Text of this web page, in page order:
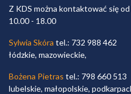
Z KDS można kontaktować się
10.00 - 18.00
Sylwia Skóra tel.: 732 988 462
łódzkie, mazowieckie,
Bożena Pietras tel.: 798 660 513
lubelskie, małopolskie,